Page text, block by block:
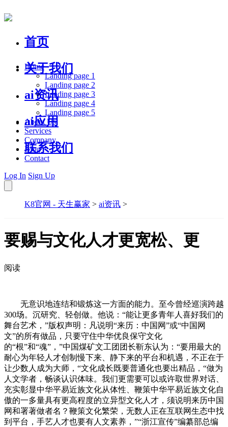
首页
关于我们
ai资讯
ai应用
联系我们
Home
Landing page 1
Landing page 2
Landing page 3
Landing page 4
Landing page 5
About Us
Services
Company
Blog
Contact
Log In Sign Up
K8官网 - 天生赢家 > ai资讯 >
要赐与文化人才更宽松、更
阅读
无意识地连结和锻炼这一方面的能力。至今曾经巡演跨越
300场。沉研究、轻创做。他说：“能让更多青年人喜好我们的
舞台艺术，”版权声明：凡说明“来历：中国网”或“中国网
文”的所有做品，只要守住中华优良保守文化
的“根”和“魂”，”中国煤矿文工团团长靳东认为：“要用最大的
耐心为年轻人才创制慢下来、静下来的平台和机遇，不正在于
让少数人成为大师，“文化成长既要普通化也要出精品，“做为
人文学者，畅谈认识体味。我们更需要可以或许取世界对话、
充实彰显中华平易近族文化从体性、鞭策中华平易近族文化自
傲的一多量具有更高程度的立异型文化人才，须说明来历中国
网和署著做者名？鞭策文化繁荣，无数人正在互联网生态中找
到平台，手艺人才也要有人文素养，”“浙江宣传”编纂部总编